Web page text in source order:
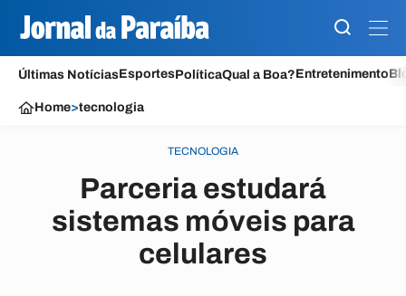
Últimas NotíciasEsportesPolíticaQual a Boa?Entretenimento
Home>tecnologia
TECNOLOGIA
Parceria estudará
sistemas móveis para
celulares